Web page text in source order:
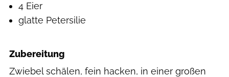
4 Eier
glatte Petersilie
Zubereitung
Zwiebel schälen, fein hacken, in einer großen